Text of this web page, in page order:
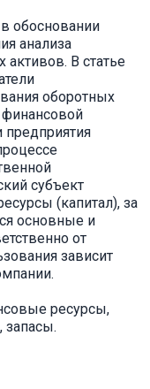
обосновании
анализа
активов. В статье
оборотных
финансовой
предприятия
субъект
(капитал), за
основные и
от
зависит
ресурсы,
запасы.